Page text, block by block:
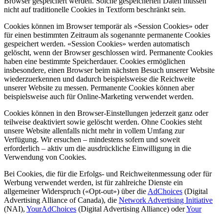
nicht auf traditionelle Cookies in Textform beschränkt sein.
Cookies können im Browser temporär als «Session Cookies» oder
für einen bestimmten Zeitraum als sogenannte permanente Cookies
gespeichert werden. «Session Cookies» werden automatisch
gelöscht, wenn der Browser geschlossen wird. Permanente Cookies
haben eine bestimmte Speicherdauer. Cookies ermöglichen
insbesondere, einen Browser beim nächsten Besuch unserer Website
wiederzuerkennen und dadurch beispielsweise die Reichweite
unserer Website zu messen. Permanente Cookies können aber
beispielsweise auch für Online-Marketing verwendet werden.
Cookies können in den Browser-Einstellungen jederzeit ganz oder
teilweise deaktiviert sowie gelöscht werden. Ohne Cookies steht
unsere Website allenfalls nicht mehr in vollem Umfang zur
Verfügung. Wir ersuchen – mindestens sofern und soweit
erforderlich – aktiv um die ausdrückliche Einwilligung in die
Verwendung von Cookies.
Bei Cookies, die für die Erfolgs- und Reichweitenmessung oder für
Werbung verwendet werden, ist für zahlreiche Dienste ein
allgemeiner Widerspruch («Opt-out») über die AdChoices (Digital
Advertising Alliance of Canada), die Network Advertising Initiative
(NAI), YourAdChoices (Digital Advertising Alliance) oderYour